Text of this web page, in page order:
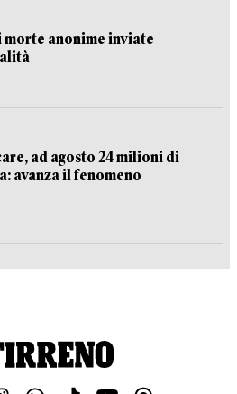
anonime inviate
ad agosto 24 milioni di
avanza il fenomeno